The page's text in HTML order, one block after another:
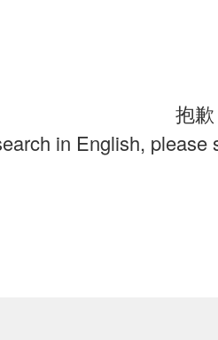
抱
in English, please